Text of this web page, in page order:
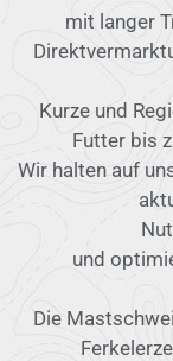
mit langer
Kurze und
Futter bis
Wir halten auf
und
Die